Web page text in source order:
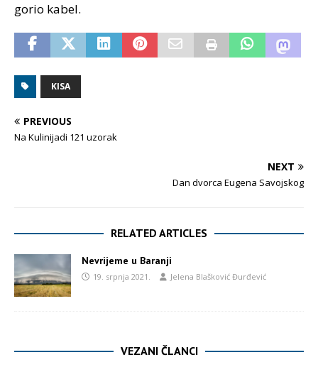
gorio kabel.
KISA
PREVIOUS
Na Kulinijadi 121 uzorak
NEXT
Dan dvorca Eugena Savojskog
RELATED ARTICLES
Nevrijeme u Baranji
19. srpnja 2021. Jelena Blašković Đurđević
VEZANI ČLANCI